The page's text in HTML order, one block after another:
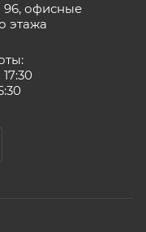
96, офисные
этажа